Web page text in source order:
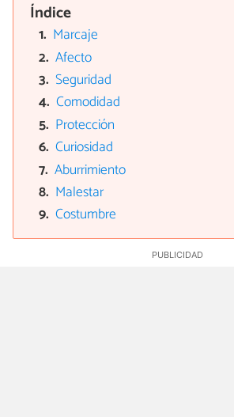
Índice
Marcaje
Afecto
Seguridad
Comodidad
Protección
Curiosidad
Aburrimiento
Malestar
Costumbre